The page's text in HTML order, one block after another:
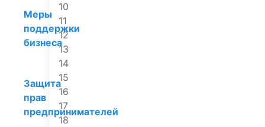
10
11
12
13
14
15
16
17
18
Меры
поддержки
бизнеса
Защита
прав
предпринимателей